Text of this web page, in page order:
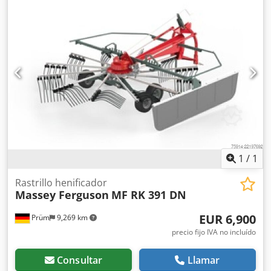
hidráulicas necesarias 1x EW Velocidad de la toma de
fuerza RPM 540 Eje cardán con protección contra
sobrecarga (embrague de estrella) Perfil del eje cardán 1
3/8", 6 piezas Señales de advertencia de serie Iluminación:
accesorio opcional Peso aprox. kg 822 Crjdpfx Ahjzgqq Do
Isf Equipamiento especial: - Iluminación con LED Número
interno: 14392 Precio neto: 10.300,00 EUR Precio bruto:
12.257,00 EUR Ubicación: null
1 / 1
Prüm 9,269 km
Rastrillo henificador
Massey Ferguson MF RK 391 DN
EUR 6,900
precio fijo IVA no incluído
Consultar Llamar